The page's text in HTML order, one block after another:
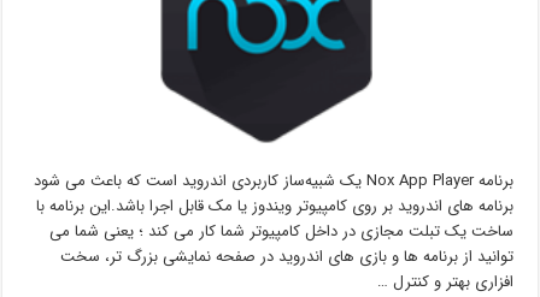
برنامه Nox App Player یک شبیه‌ساز کاربردی اندروید است که باعث می شود
برنامه های اندروید بر روی کامپیوتر ویندوز یا مک قابل اجرا باشد.این برنامه با
ساخت یک تبلت مجازی در داخل کامپیوتر شما کار می کند ؛ یعنی شما می
توانید از برنامه ها و بازی های اندروید در صفحه نمایشی بزرگ تر، سخت
افزاری بهتر و کنترل …